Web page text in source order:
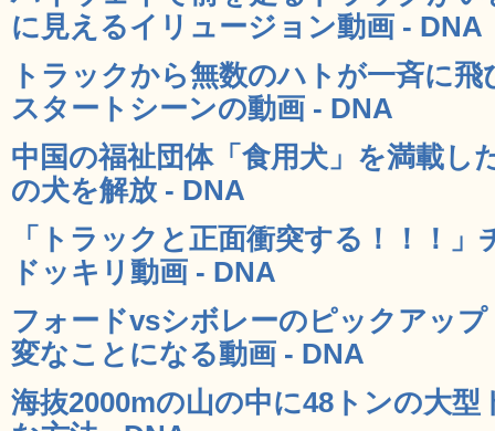
に見えるイリュージョン動画 - DNA
トラックから無数のハトが一斉に
スタートシーンの動画 - DNA
中国の福祉団体「食用犬」を満載し
の犬を解放 - DNA
「トラックと正面衝突する！！！
ドッキリ動画 - DNA
フォードvsシボレーのピックアッ
変なことになる動画 - DNA
海抜2000mの山の中に48トンの大